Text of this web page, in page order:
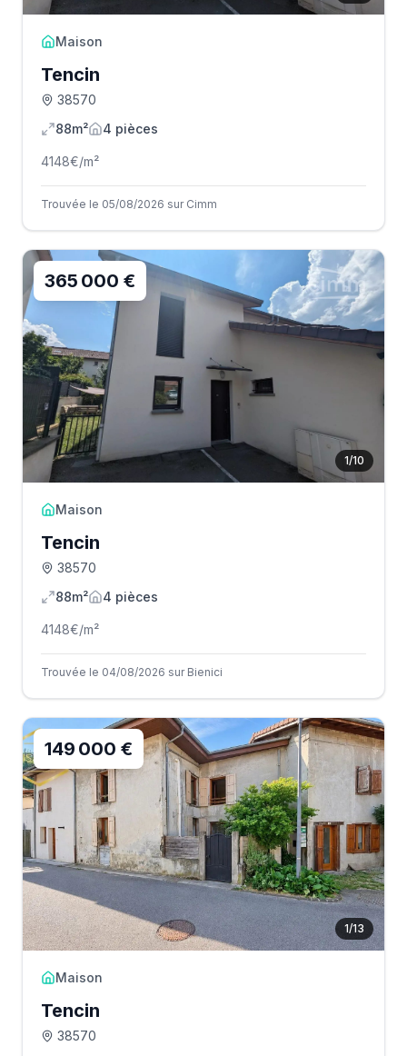
Maison
Tencin
38570
88m²
4 pièces
4148€/m²
Trouvée le 05/08/2026 sur Cimm
1/10
365 000 €
Maison
Tencin
38570
88m²
4 pièces
4148€/m²
Trouvée le 04/08/2026 sur Bienici
1/13
149 000 €
Maison
Tencin
38570